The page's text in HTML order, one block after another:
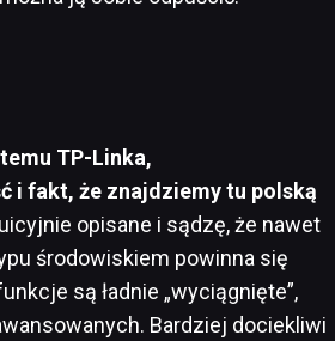
TP-Linka,
i fakt, że znajdziemy tu polską
opisane i sądzę, że nawet
środowiskiem powinna się
są ładnie „wyciągnięte”,
Bardziej dociekliwi